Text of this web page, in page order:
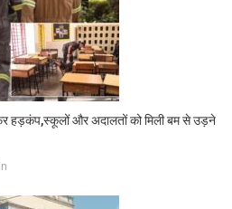
हड़कंप,स्कूलों और अदालतों को मिली बम से उड़ने